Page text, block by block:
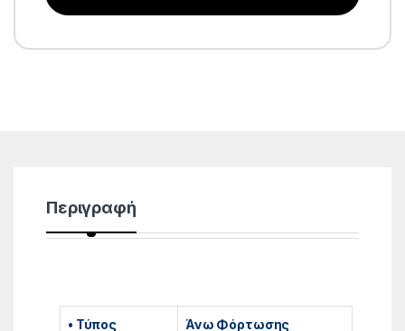
Περιγραφή
• Τύπος Άνω Φόρτωσης